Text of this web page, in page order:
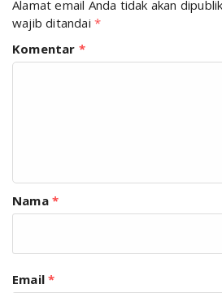
Alamat email Anda tidak akan
wajib ditandai *
Komentar *
Nama *
Email*